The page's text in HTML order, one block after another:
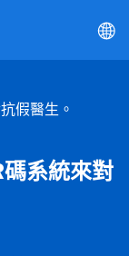
假醫生。
系統來對